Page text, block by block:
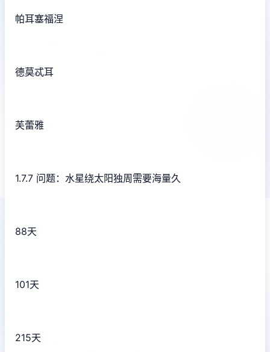
帕耳塞福涅
德莫忒耳
芙蕾雅
1.7.7 问题：水星绕太阳独周需要海量久
88天
101天
215天